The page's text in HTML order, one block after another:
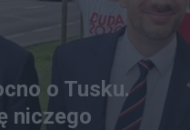
o Tusku.
niczego